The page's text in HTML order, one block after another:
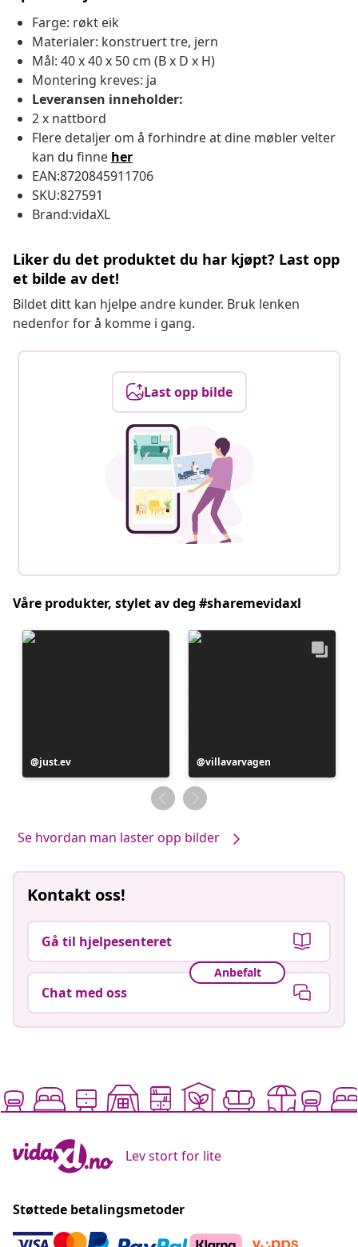
Farge: røkt eik
Materialer: konstruert tre, jern
Mål: 40 x 40 x 50 cm (B x D x H)
Montering kreves: ja
Leveransen inneholder:
2 x nattbord
Flere detaljer om å forhindre at dine møbler velter
kan du finne her
EAN:8720845911706
SKU:827591
Brand:vidaXL
Liker du det produktet du har kjøpt? Last opp
et bilde av det!
Bildet ditt kan hjelpe andre kunder. Bruk lenken
nedenfor for å komme i gang.
Last opp bilde
Våre produkter, stylet av deg #sharemevidaxl
Innlegg
publisert
just.ev
Innlegg
publisert
av
villavarvagen
Se hvordan man laster opp bilder
Kontakt oss!
Gå til hjelpesenteret
Anbefalt
Chat med oss
Lev stort for lite
Støttede betalingsmetoder